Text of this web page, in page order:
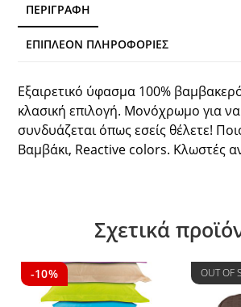
ΠΕΡΙΓΡΑΦΉ
ΕΠΙΠΛΈΟΝ ΠΛΗΡΟΦΟΡΊΕΣ
Εξαιρετικό ύφασμα 100% βαμβακερό
κλασική επιλογή. Μονόχρωμο για
συνδυάζεται όπως εσείς θέλετε!
Βαμβάκι, Reactive colors. Κλωστές
Σχετικά
-10% OUT OF